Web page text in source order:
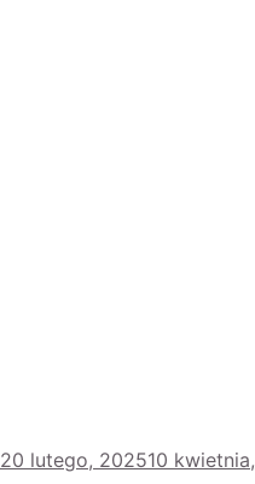
20 lutego, 202510